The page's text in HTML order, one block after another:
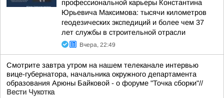
профессиональной карьеры Константина
Юрьевича Максимова: тысячи километров
геодезических экспедиций и более чем 37
лет службы в строительной отрасли
Вчера, 22:49
Смотрите завтра утром на нашем телеканале интервью
вице-губернатора, начальника окружного департамента
образования Арюны Байковой - о форуме "Точка сборки"//
Вести Чукотка